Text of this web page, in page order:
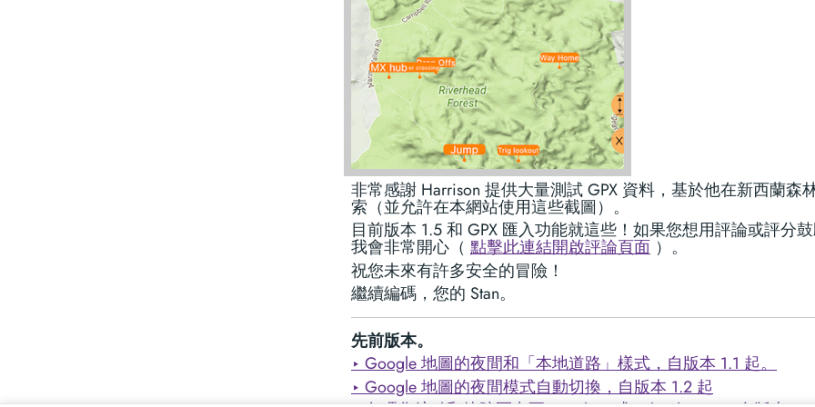
非常感謝 Harrison 提供大量測試 GPX 資料，基於他在新西蘭森
索（並允許在本網站使用這些截圖）。
目前版本 1.5 和 GPX 匯入功能就這些！如果您想用評論或評分鼓
我會非常開心（ 點擊此連結開啟評論頁面 ）。
祝您未來有許多安全的冒險！
繼續編碼，您的 Stan。
先前版本。
‣ Google 地圖的夜間和「本地道路」樣式，自版本 1.1 起。
‣ Google 地圖的夜間模式自動切換，自版本 1.2 起